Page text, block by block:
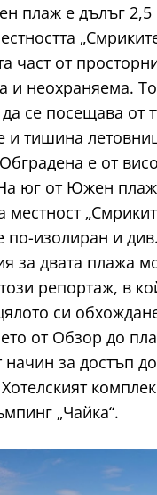
плаж е дълъг 2,5
част от
и неохраняема.
се посещава от
и тишина
е от
юг от Южен
местност
по-изолиран и
за двата плажа
репортаж, в
си
от Обзор до
начин за достъп
„Чайка“.